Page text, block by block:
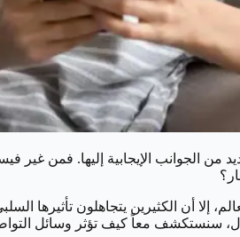
من الجوانب الإيجابية إليها. فمن
إلا أن الكثيرين يتجاهلون
سنستكشف معاً كيف تؤثر وسائل